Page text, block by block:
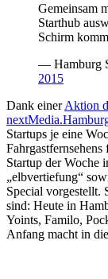
Gemeinsam
Starthub
Schirm
— Hamburg
2015
Dank einerAktion
Startups je eine
Startup der Woche
„elbvertiefung“
Special vorgestellt.
sind: Heute in
Yoints, Familo,
Anfang macht in